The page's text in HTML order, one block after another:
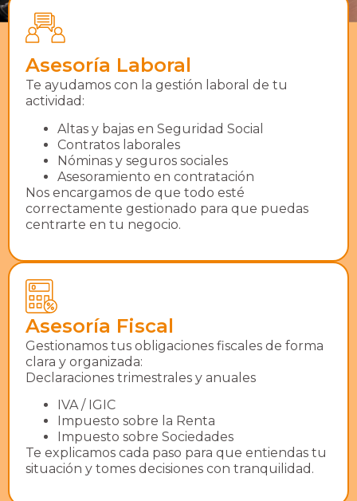
Asesoría Laboral
Te ayudamos con la gestión laboral de tu
actividad:
Altas y bajas en Seguridad Social
Contratos laborales
Nóminas y seguros sociales
Asesoramiento en contratación
Nos encargamos de que todo esté
correctamente gestionado para que puedas
centrarte en tu negocio.
Asesoría Fiscal
Gestionamos tus obligaciones fiscales de forma
clara y organizada:
Declaraciones trimestrales y anuales
IVA / IGIC
Impuesto sobre la Renta
Impuesto sobre Sociedades
Te explicamos cada paso para que entiendas tu
situación y tomes decisiones con tranquilidad.